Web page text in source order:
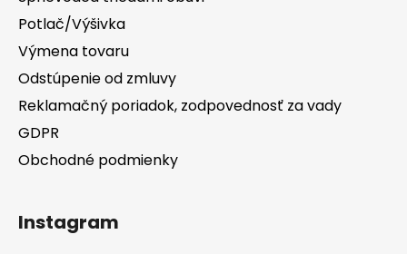
Potlač/Výšivka
Výmena tovaru
Odstúpenie od zmluvy
Reklamačný poriadok, zodpovednosť za vady
GDPR
Obchodné podmienky
Instagram